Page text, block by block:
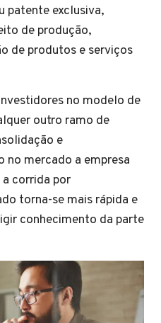
patente exclusiva,
de produção,
de produtos e serviços
no modelo de
outro ramo de
e
no mercado a empresa
corrida por
torna-se mais rápida e
conhecimento da parte